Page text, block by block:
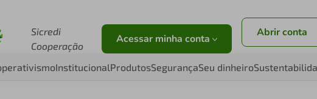
Sicredi
Cooperação
Acessar minha conta Abrir conta
InstitucionalProdutosSegurançaSeu dinheiro